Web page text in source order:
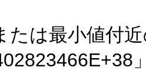
たは最小値付